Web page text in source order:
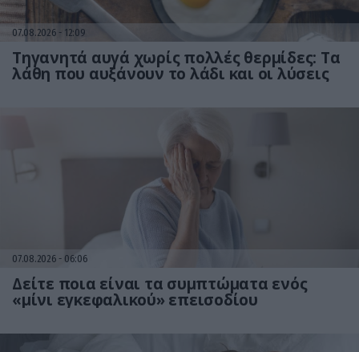
07.08.2026 12:09
Τηγανητά αυγά χωρίς πολλές θερμίδες: Τα
λάθη που αυξάνουν το λάδι και οι λύσεις
07.08.2026 06:06
Δείτε ποια είναι τα συμπτώματα ενός
«μίνι εγκεφαλικού» επεισοδίου